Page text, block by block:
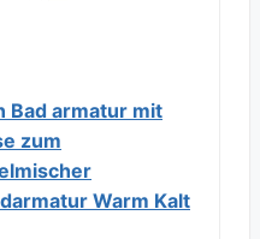
Bad armatur mit
zum
Warm Kalt